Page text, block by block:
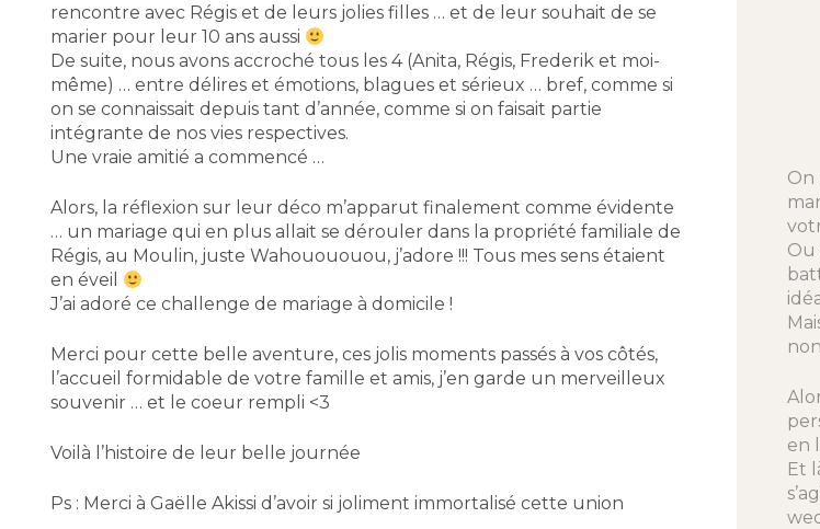
rencontre avec Régis et de leurs jolies filles … et de leur souhait de se
marier pour leur 10 ans aussi
De suite, nous avons accroché tous les 4 (Anita, Régis, Frederik et moi-
même) … entre délires et émotions, blagues et sérieux … bref, comme si
on se connaissait depuis tant d’année, comme si on faisait partie
intégrante de nos vies respectives.
Une vraie amitié a commencé …
Alors, la réflexion sur leur déco m’apparut finalement comme évidente
… un mariage qui en plus allait se dérouler dans la propriété familiale de
Régis, au Moulin, juste Wahouououou, j’adore !!! Tous mes sens étaient
en éveil
J’ai adoré ce challenge de mariage à domicile !
Merci pour cette belle aventure, ces jolis moments passés à vos côtés,
l’accueil formidable de votre famille et amis, j’en garde un merveilleux
souvenir … et le coeur rempli <3
Voilà l’histoire de leur belle journée
Ps : Merci à Gaëlle Akissi d’avoir si joliment immortalisé cette union
On
Ou
en
Et